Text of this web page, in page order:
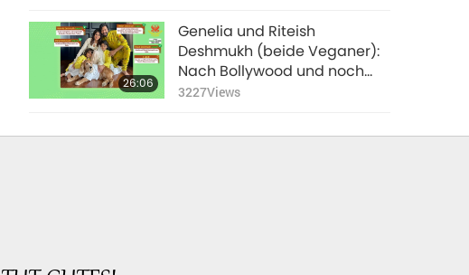
26:06
Genelia und Riteish
Deshmukh (beide Veganer):
Nach Bollywood und noch
weiter – die Zukunft
3227Views